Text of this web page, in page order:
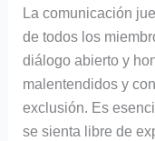
La comunicación
de todos los
diálogo abierto y
malentendidos y
exclusión. Es
se sienta libre de